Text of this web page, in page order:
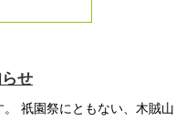
せ
祇園祭にともない、木賊山